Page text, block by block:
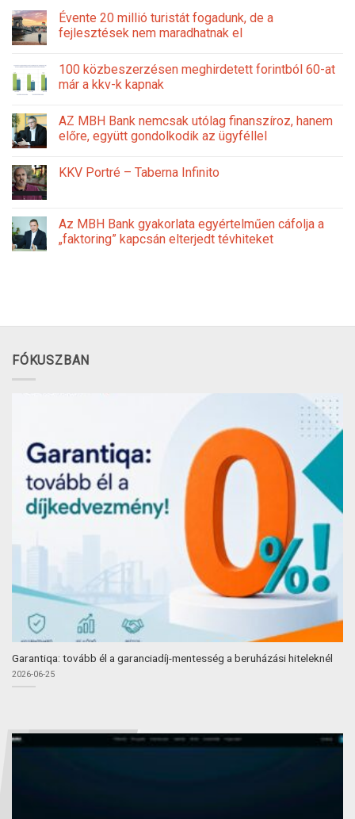
Évente 20 millió turistát fogadunk, de a
fejlesztések nem maradhatnak el
100 közbeszerzésen meghirdetett forintból 60-at
már a kkv-k kapnak
AZ MBH Bank nemcsak utólag finanszíroz, hanem
előre, együtt gondolkodik az ügyféllel
KKV Portré – Taberna Infinito
Az MBH Bank gyakorlata egyértelműen cáfolja a
„faktoring” kapcsán elterjedt tévhiteket
FÓKUSZBAN
Garantiqa: tovább él a garanciadíj-mentesség a beruházási hiteleknél
2026-06-25